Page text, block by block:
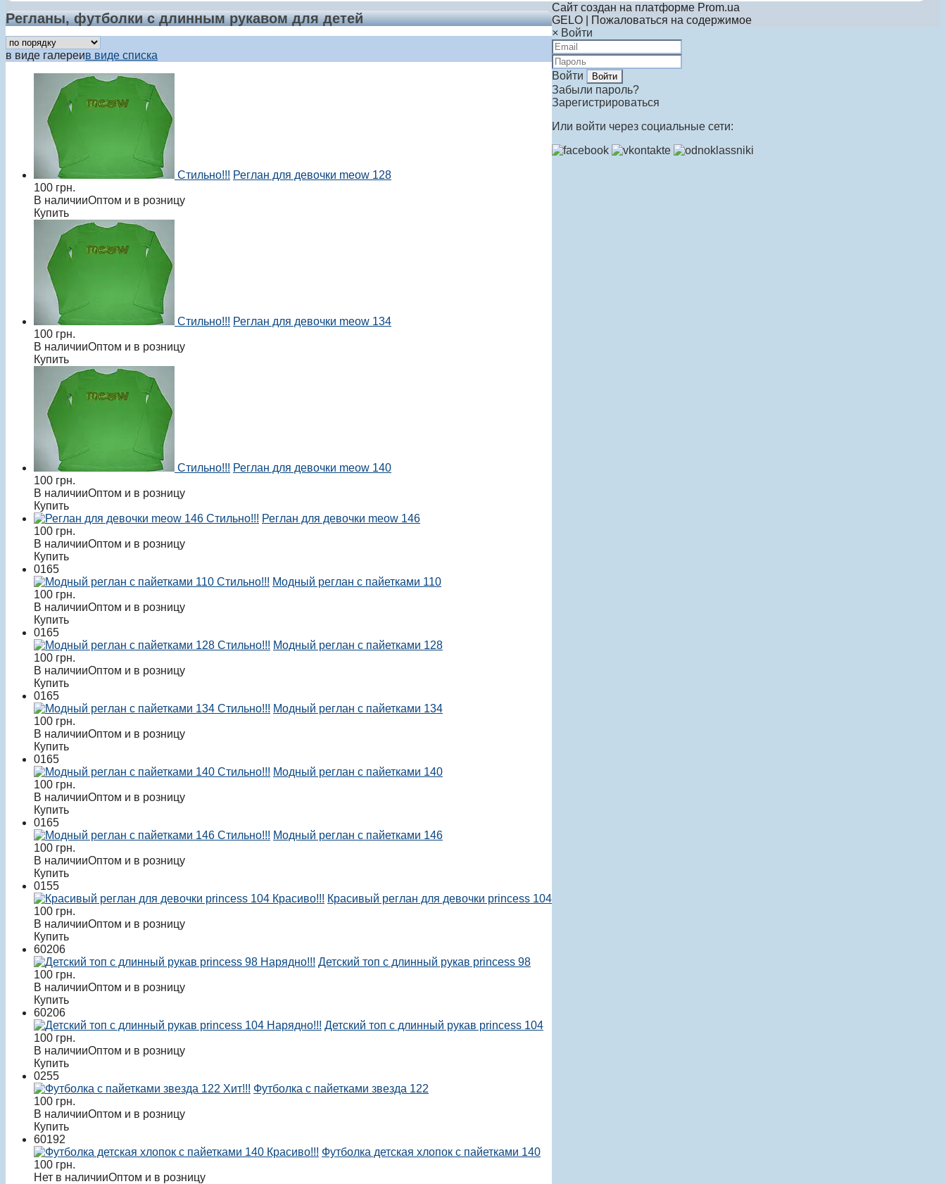
Регланы, футболки с длинным рукавом для детей
в виде галереив виде списка
Стильно!!! Реглан для девочки meow 128
100 грн.
В наличииОптом и в розницу
Купить
Стильно!!! Реглан для девочки meow 134
100 грн.
В наличииОптом и в розницу
Купить
Стильно!!! Реглан для девочки meow 140
100 грн.
В наличииОптом и в розницу
Купить
Стильно!!! Реглан для девочки meow 146
100 грн.
В наличииОптом и в розницу
Купить
0165
Стильно!!! Модный реглан с пайетками 110
100 грн.
В наличииОптом и в розницу
Купить
0165
Стильно!!! Модный реглан с пайетками 128
100 грн.
В наличииОптом и в розницу
Купить
0165
Стильно!!! Модный реглан с пайетками 134
100 грн.
В наличииОптом и в розницу
Купить
0165
Стильно!!! Модный реглан с пайетками 140
100 грн.
В наличииОптом и в розницу
Купить
0165
Стильно!!! Модный реглан с пайетками 146
100 грн.
В наличииОптом и в розницу
Купить
0155
Красиво!!! Красивый реглан для девочки princess 104
100 грн.
В наличииОптом и в розницу
Купить
60206
Нарядно!!! Детский топ с длинный рукав princess 98
100 грн.
В наличииОптом и в розницу
Купить
60206
Нарядно!!! Детский топ с длинный рукав princess 104
100 грн.
В наличииОптом и в розницу
Купить
0255
Хит!!! Футболка с пайетками звезда 122
100 грн.
В наличииОптом и в розницу
Купить
60192
Красиво!!! Футболка детская хлопок с пайетками 140
100 грн.
Нет в наличииОптом и в розницу
Сайт создан на платформе Prom.ua
GELO | Пожаловаться на содержимое
× Войти
Войти
Забыли пароль?
Зарегистрироваться
Или войти через социальные сети: